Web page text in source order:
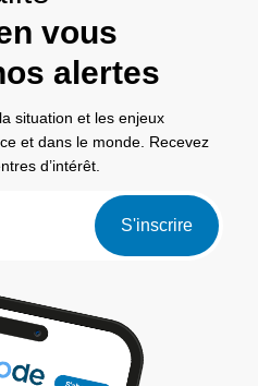
vous
alertes
situation et les enjeux
et dans le monde. Recevez
d’intérêt.
S'inscrire